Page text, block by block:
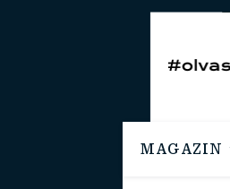
MAGAZIN